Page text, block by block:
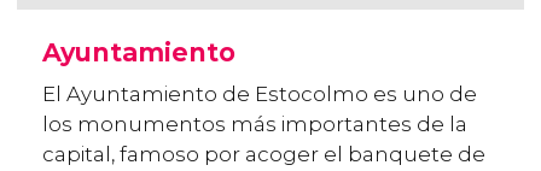
Ayuntamiento
El Ayuntamiento de Estocolmo es uno de
los monumentos más importantes de la
capital, famoso por acoger el banquete de